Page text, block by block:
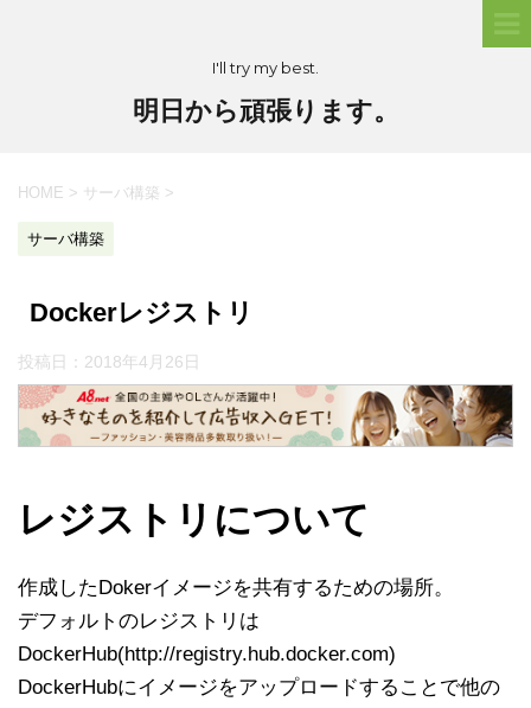
I'll try my best.
明日から頑張ります。
HOME > サーバ構築 >
サーバ構築
Dockerレジストリ
投稿日： 2018年4月26日
レジストリについて
作成したDokerイメージを共有するための場所。
デフォルトのレジストリは
DockerHub(http://registry.hub.docker.com)
DockerHubにイメージをアップロードすることで他の